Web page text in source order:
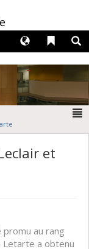
Liens
Langues
et
au rang
Letarte a obtenu